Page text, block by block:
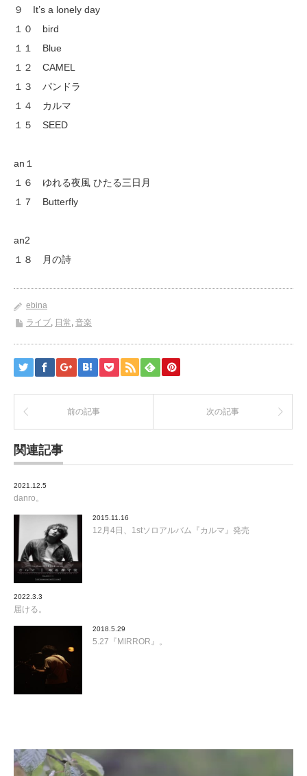
９ It’s a lonely day
１０ bird
１１ Blue
１２ CAMEL
１３ パンドラ
１４ カルマ
１５ SEED
an１
１６ ゆれる夜風 ひたる三日月
１７ Butterfly
an2
１８ 月の詩
ebina
ライブ, 日常, 音楽
前の記事 次の記事
関連記事
2021.12.5
danro。
2015.11.16
12月4日、1stソロアルバム『カルマ』発売
2022.3.3
届ける。
2018.5.29
5.27『MIRROR』。